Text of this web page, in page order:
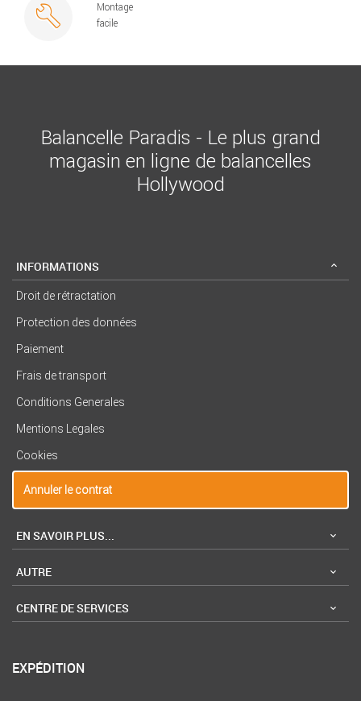
Montage
facile
Balancelle Paradis - Le plus grand
magasin en ligne de balancelles
Hollywood
INFORMATIONS
Droit de rétractation
Protection des données
Paiement
Frais de transport
Conditions Generales
Mentions Legales
Cookies
Annuler le contrat
EN SAVOIR PLUS...
AUTRE
CENTRE DE SERVICES
EXPÉDITION